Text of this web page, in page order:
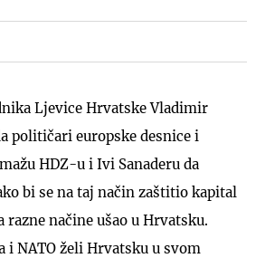
Ljevice Hrvatske Vladimir
političari europske desnice i
HDZ-u i Ivi Sanaderu da
bi se na taj način zaštitio kapital
razne načine ušao u Hrvatsku.
i NATO želi Hrvatsku u svom